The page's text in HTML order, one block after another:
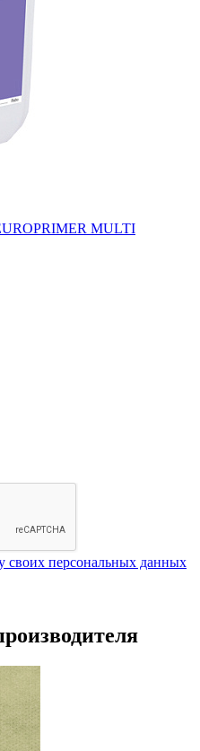
MULTI
своих персональных данных